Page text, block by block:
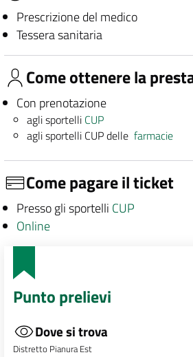
Prescrizione del medico
Tessera sanitaria
Come ottenere la
Con prenotazione
agli sportelli CUP
agli sportelli CUP dellefarmacie
Come pagare il ticket
Presso gli sportelli CUP
Online
Punto prelievi
Dove si trova
Distretto Pianura Est